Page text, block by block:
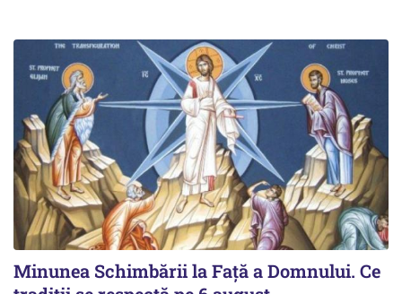
Minunea Schimbării la Față a Domnului. Ce